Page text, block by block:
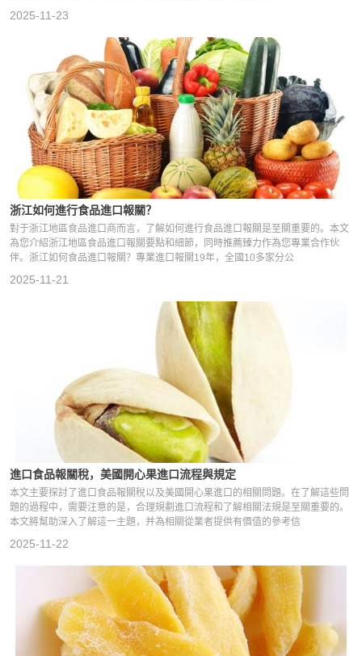
2025-11-23
浙江如何進行食品進口報關？
對于浙江地區食品進口商而言，了解如何進行食品進口報關是至關重要的。本文
為您介紹浙江地區食品進口報關要點和細節，同時推薦臻力作為您專業合作伙
伴。浙江如何食品進口報關？專業進口報關19年，全國10多家分公
2025-11-21
進口食品報關稅，美國開心果進口流程與規定
本文主要探討了進口食品報關稅以及美國開心果進口的相關問題。在了解這些問
題的過程中，需要注意的是，合理規劃進口流程和了解相關法規是至關重要的。
本文將幫助深入了解這一主題，并為相關從業者提供有價值的參考信
2025-11-22